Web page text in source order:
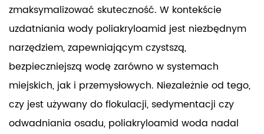
zmaksymalizować skuteczność. W kontekście
uzdatniania wody poliakryloamid jest niezbędnym
narzędziem, zapewniającym czystszą,
bezpieczniejszą wodę zarówno w systemach
miejskich, jak i przemysłowych. Niezależnie od tego,
czy jest używany do flokulacji, sedymentacji czy
odwadniania osadu, poliakryloamid woda nadal